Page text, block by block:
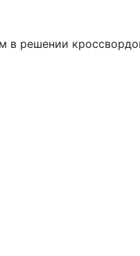
решении